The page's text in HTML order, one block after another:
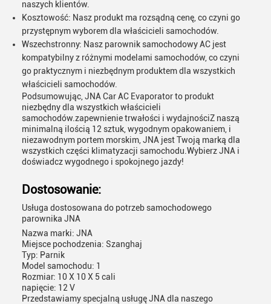
naszych klientów.
Kosztowość: Nasz produkt ma rozsądną cenę, co czyni go
przystępnym wyborem dla właścicieli samochodów.
Wszechstronny: Nasz parownik samochodowy AC jest
kompatybilny z różnymi modelami samochodów, co czyni
go praktycznym i niezbędnym produktem dla wszystkich
właścicieli samochodów.
Podsumowując, JNA Car AC Evaporator to produkt
niezbędny dla wszystkich właścicieli
samochodów.zapewnienie trwałości i wydajnościZ naszą
minimalną ilością 12 sztuk, wygodnym opakowaniem, i
niezawodnym portem morskim, JNA jest Twoją marką dla
wszystkich części klimatyzacji samochodu.Wybierz JNA i
doświadcz wygodnego i spokojnego jazdy!
Dostosowanie:
Usługa dostosowana do potrzeb samochodowego
parownika JNA
Nazwa marki: JNA
Miejsce pochodzenia: Szanghaj
Typ: Parnik
Model samochodu: 1
Rozmiar: 10 X 10 X 5 cali
napięcie: 12 V
Przedstawiamy specjalną usługę JNA dla naszego